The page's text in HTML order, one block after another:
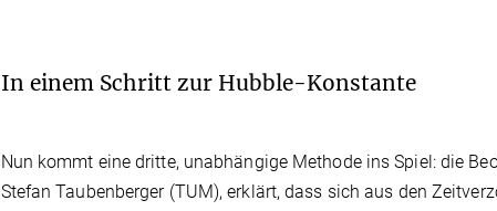
In einem Schritt zur Hubble-Konstante
Nun kommt eine dritte, unabhängige Methode ins Spiel: die
Stefan Taubenberger (TUM), erklärt, dass sich aus den